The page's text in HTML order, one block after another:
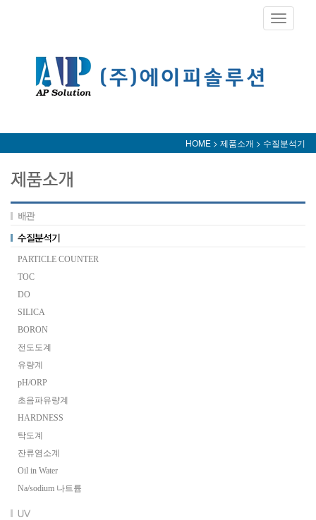
Toggle
HOME > 제품소개 > 수질분석기
PARTICLE COUNTER
TOC
DO
SILICA
BORON
전도도계
유량계
pH/ORP
초음파유량계
HARDNESS
탁도계
잔류염소계
Oil in Water
Na/sodium 나트륨